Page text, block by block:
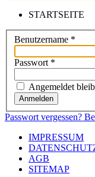
STARTSEITE
Benutzername *
Passwort *
Angemeldet
Anmelden
Passwort vergessen?
IMPRESSUM
AGB
SITEMAP